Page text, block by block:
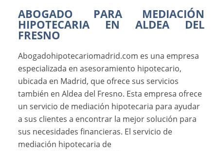
ABOGADO PARA MEDIACIÓN
HIPOTECARIA EN ALDEA DEL
FRESNO
Abogadohipotecariomadrid.com es una empresa
especializada en asesoramiento hipotecario,
ubicada en Madrid, que ofrece sus servicios
también en Aldea del Fresno. Esta empresa ofrece
un servicio de mediación hipotecaria para ayudar
a sus clientes a encontrar la mejor solución para
sus necesidades financieras. El servicio de
mediación hipotecaria de